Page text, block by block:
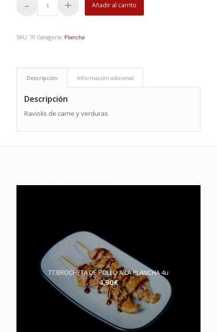
Añadir al carrito
SKU: 70 Categoría: Plancha
Descripción Información adicional
Descripción
Raviolis de carne y verduras
77.BROCHETA DE POLLO A LA PLANCHA 4u
4,90€